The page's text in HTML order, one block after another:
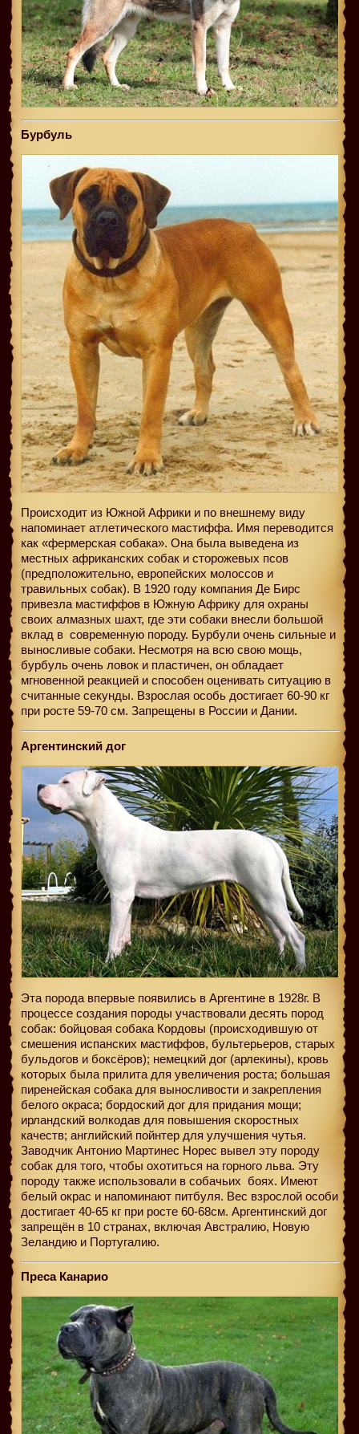
Бурбуль
Происходит из Южной Африки и по внешнему виду
напоминает атлетического мастиффа. Имя переводится
как «фермерская собака». Она была выведена из
местных африканских собак и сторожевых псов
(предположительно, европейских молоссов и
травильных собак). В 1920 году компания Де Бирс
привезла мастиффов в Южную Африку для охраны
своих алмазных шахт, где эти собаки внесли большой
вклад в современную породу. Бурбули очень сильные и
выносливые собаки. Несмотря на всю свою мощь,
бурбуль очень ловок и пластичен, он обладает
мгновенной реакцией и способен оценивать ситуацию в
считанные секунды. Взрослая особь достигает 60-90 кг
при росте 59-70 см. Запрещены в России и Дании.
Аргентинский дог
Эта порода впервые появились в Аргентине в 1928г. В
процессе создания породы участвовали десять пород
собак: бойцовая собака Кордовы (происходившую от
смешения испанских мастиффов, бультерьеров, старых
бульдогов и боксёров); немецкий дог (арлекины), кровь
которых была прилита для увеличения роста; большая
пиренейская собака для выносливости и закрепления
белого окраса; бордоский дог для придания мощи;
ирландский волкодав для повышения скоростных
качеств; английский пойнтер для улучшения чутья.
Заводчик Антонио Мартинес Норес вывел эту породу
собак для того, чтобы охотиться на горного льва. Эту
породу также использовали в собачьих боях. Имеют
белый окрас и напоминают питбуля. Вес взрослой особи
достигает 40-65 кг при росте 60-68см. Аргентинский дог
запрещён в 10 странах, включая Австралию, Новую
Зеландию и Португалию.
Преса Канарио